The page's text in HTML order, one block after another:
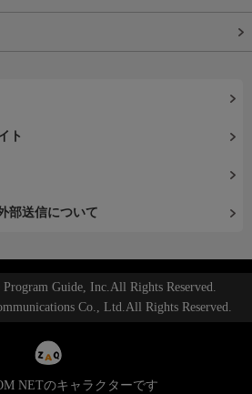
ト
部送信について
Guide, Inc.All Rights Reserved.
Co., Ltd.All Rights Reserved.
NETのキャラクターです